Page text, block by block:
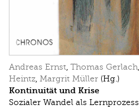
Andreas Ernst Thomas Gerlach
Heintz Margrit Müller (Hg.)
Kontinuität und Krise
Sozialer Wandel als Lernprozess